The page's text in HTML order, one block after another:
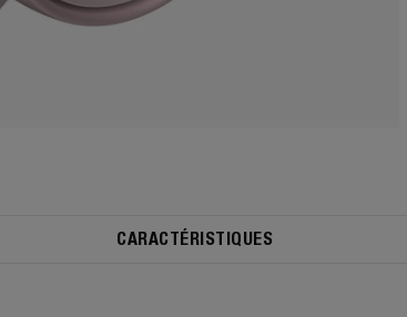
CARACTÉRISTIQUES